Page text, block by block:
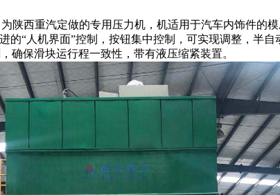
西重汽定做的专用压力机，机适用于汽车内饰件的
“人机界面”控制，按钮集中控制，可实现调整，半
确保滑块运行程一致性，带有液压缩紧装置。